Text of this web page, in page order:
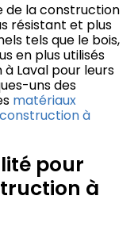
de la construction
résistant et plus
tels que le bois,
en plus utilisés
Laval pour leurs
uns des
matériaux
à
pour
à